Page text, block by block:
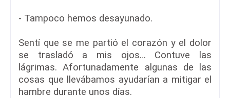
- Tampoco hemos desayunado.
Sentí que se me partió el corazón y el dolor
se trasladó a mis ojos… Contuve las
lágrimas. Afortunadamente algunas de las
cosas que llevábamos ayudarían a mitigar el
hambre durante unos días.